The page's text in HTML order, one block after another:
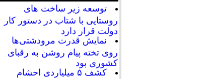
توسعه زیر ساخت های
روستایی با شتاب در دستور کار
دولت قرار دارد
نمایش قدرت مرودشتی‌ها
روی تخته پیام روشن به رقبای
کشوری بود
کشف ۵ میلیاردی احشام